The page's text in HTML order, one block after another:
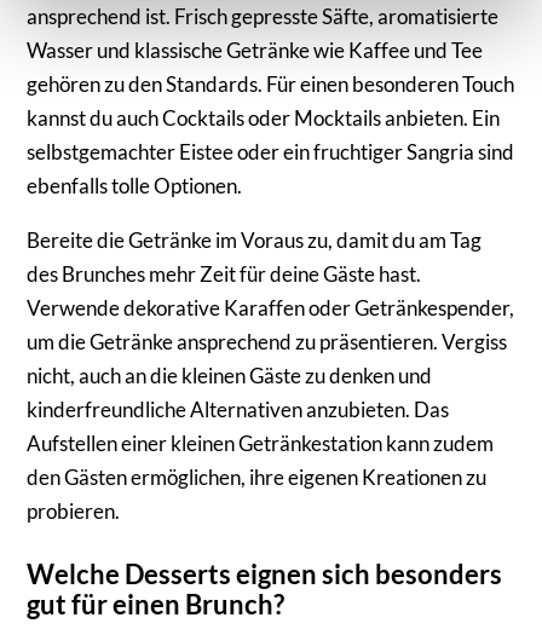
Sie in unserenDatenschutzhinweisen.
ansprechend ist. Frisch gepresste Säfte, aromatisierte
Wasser und klassische Getränke wie Kaffee und Tee
gehören zu den Standards. Für einen besonderen Touch
kannst du auch Cocktails oder Mocktails anbieten. Ein
selbstgemachter Eistee oder ein fruchtiger Sangria sind
ebenfalls tolle Optionen.
Bereite die Getränke im Voraus zu, damit du am Tag
des Brunches mehr Zeit für deine Gäste hast.
Verwende dekorative Karaffen oder Getränkespender,
um die Getränke ansprechend zu präsentieren. Vergiss
nicht, auch an die kleinen Gäste zu denken und
kinderfreundliche Alternativen anzubieten. Das
Aufstellen einer kleinen Getränkestation kann zudem
den Gästen ermöglichen, ihre eigenen Kreationen zu
probieren.
Welche Desserts eignen sich besonders
gut für einen Brunch?